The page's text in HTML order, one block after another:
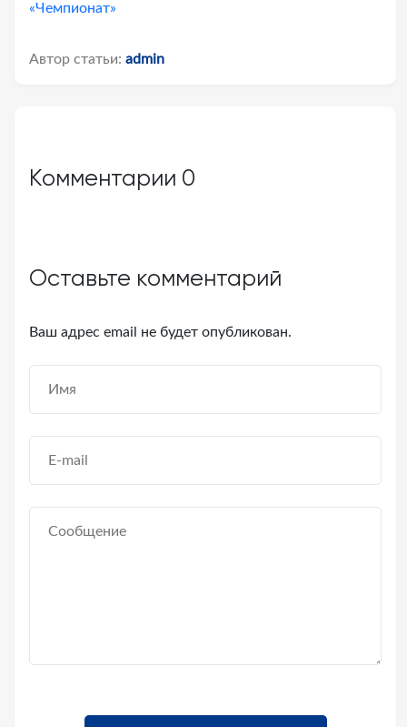
«Чемпионат»
Автор статьи: admin
Комментарии 0
Оставьте комментарий
Ваш адрес email не будет опубликован.